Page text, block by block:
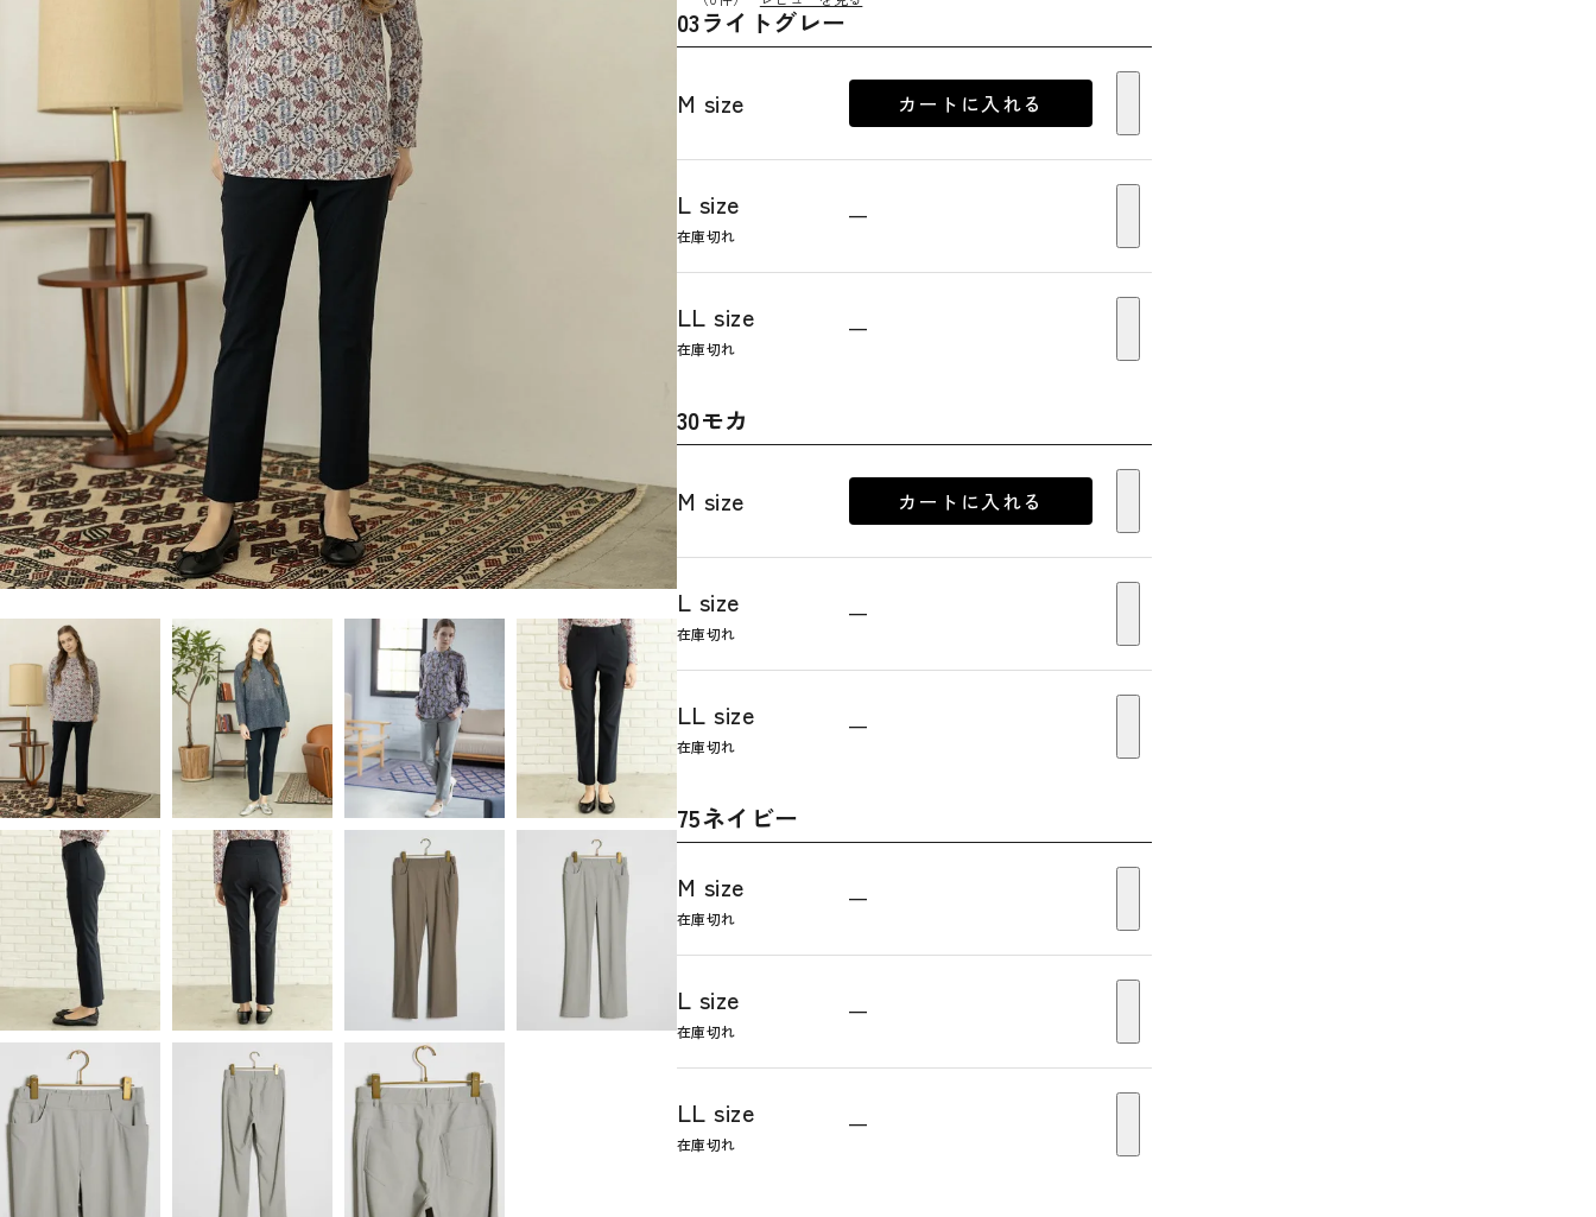
03ライトグレー
M size カートに入れる
L size
在庫切れ
—
LL size
在庫切れ
—
30モカ
M size カートに入れる
L size
在庫切れ
—
LL size
在庫切れ
—
75ネイビー
M size
在庫切れ
—
L size
在庫切れ
—
LL size
在庫切れ
—